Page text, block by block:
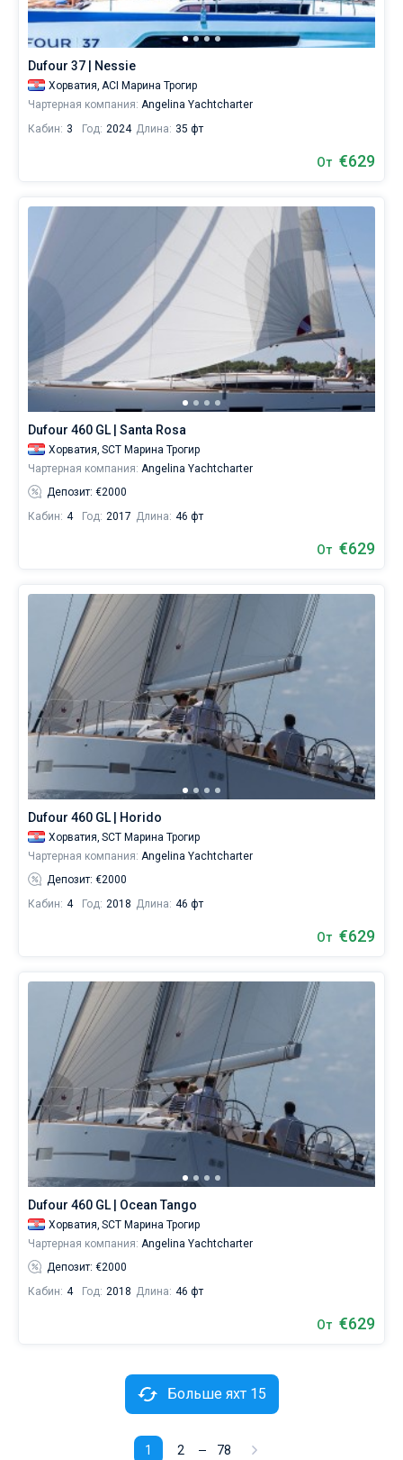
Dufour 37 | Nessie
Хорватия, ACI Марина Трогир
Чартерная компания: Angelina Yachtcharter
Кабин: 3 Год: 2024 Длина: 35 фт
От €629
Dufour 460 GL | Santa Rosa
Хорватия, SCT Марина Трогир
Чартерная компания: Angelina Yachtcharter
Депозит: €2000
Кабин: 4 Год: 2017 Длина: 46 фт
От €629
Dufour 460 GL | Horido
Хорватия, SCT Марина Трогир
Чартерная компания: Angelina Yachtcharter
Депозит: €2000
Кабин: 4 Год: 2018 Длина: 46 фт
От €629
Dufour 460 GL | Ocean Tango
Хорватия, SCT Марина Трогир
Чартерная компания: Angelina Yachtcharter
Депозит: €2000
Кабин: 4 Год: 2018 Длина: 46 фт
От €629
1 2 78
Больше яхт 15